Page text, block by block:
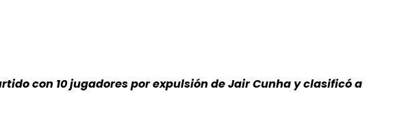
con 10 jugadores por expulsión de Jair Cunha y clasificó a